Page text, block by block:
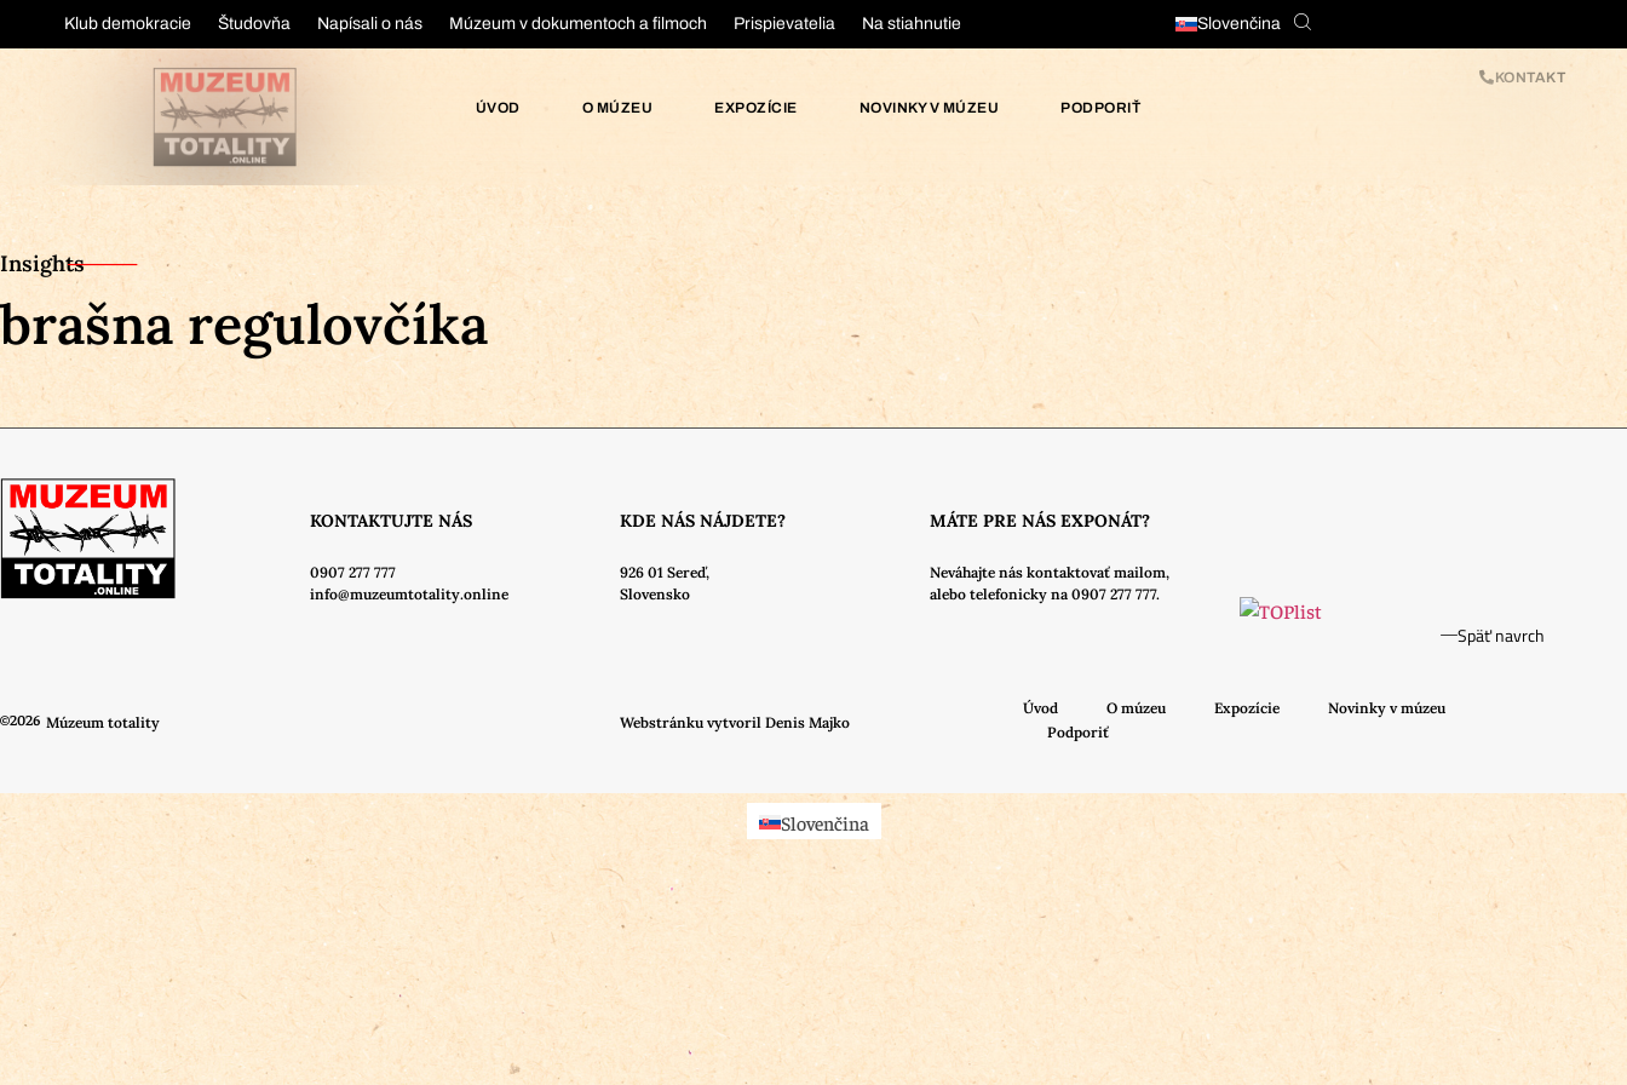
Klub demokracie Študovňa Napísali o nás Múzeum v dokumentoch a filmoch Prispievatelia Na stiahnutie Slovenčina
ÚVOD O MÚZEU EXPOZÍCIE NOVINKY V MÚZEU PODPORIŤ
KONTAKT
Insights
brašna regulovčíka
KONTAKTUJTE NÁS
0907 277 777
info@muzeumtotality.online
KDE NÁS NÁJDETE?
926 01 Sereď,
Slovensko
MÁTE PRE NÁS EXPONÁT?
Neváhajte nás kontaktovať mailom,
alebo telefonicky na 0907 277 777.
©2026 Múzeum totality Webstránku vytvoril Denis Majko
Úvod O múzeu Expozície
Novinky v múzeu
Podporiť
Späť navrch
Slovenčina